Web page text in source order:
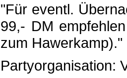
"Für eventl.
99,- DM
zum Hawerkamp)."
Partyorganisation: